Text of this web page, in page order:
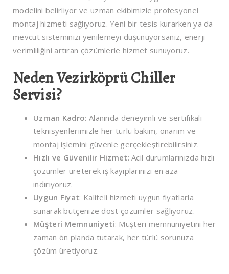
modelini belirliyor ve uzman ekibimizle profesyonel
montaj hizmeti sağlıyoruz. Yeni bir tesis kurarken ya da
mevcut sisteminizi yenilemeyi düşünüyorsanız, enerji
verimliliğini artıran çözümlerle hizmet sunuyoruz.
Neden Vezirköprü Chiller
Servisi?
Uzman Kadro: Alanında deneyimli ve sertifikalı
teknisyenlerimizle her türlü bakım, onarım ve
montaj işlemini güvenle gerçekleştirebilirsiniz.
Hızlı ve Güvenilir Hizmet: Acil durumlarınızda hızlı
çözümler üreterek iş kayıplarınızı en aza
indiriyoruz.
Uygun Fiyat: Kaliteli hizmeti uygun fiyatlarla
sunarak bütçenize dost çözümler sağlıyoruz.
Müşteri Memnuniyeti: Müşteri memnuniyetini her
zaman ön planda tutarak, her türlü sorunuza
çözüm üretiyoruz.